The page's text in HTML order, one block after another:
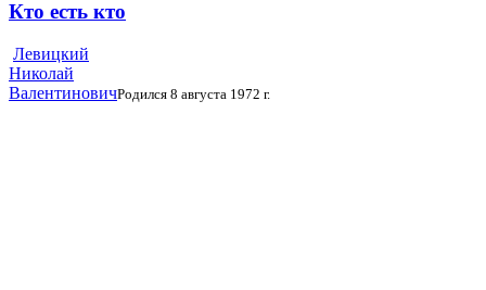
Кто есть кто
Левицкий
Николай
ВалентиновичРодился 8 августа 1972 г.